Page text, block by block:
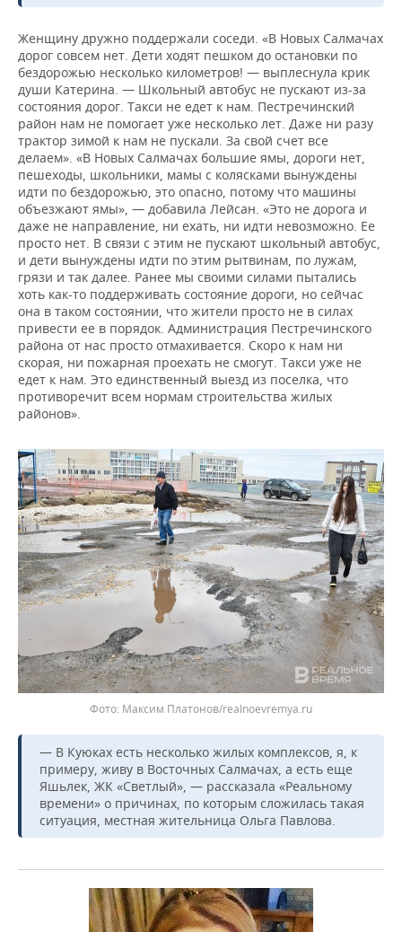
Женщину дружно поддержали соседи. «В Новых Салмачах
дорог совсем нет. Дети ходят пешком до остановки по
бездорожью несколько километров! — выплеснула крик
души Катерина. — Школьный автобус не пускают из-за
состояния дорог. Такси не едет к нам. Пестречинский
район нам не помогает уже несколько лет. Даже ни разу
трактор зимой к нам не пускали. За свой счет все
делаем». «В Новых Салмачах большие ямы, дороги нет,
пешеходы, школьники, мамы с колясками вынуждены
идти по бездорожью, это опасно, потому что машины
объезжают ямы», — добавила Лейсан. «Это не дорога и
даже не направление, ни ехать, ни идти невозможно. Ее
просто нет. В связи с этим не пускают школьный автобус,
и дети вынуждены идти по этим рытвинам, по лужам,
грязи и так далее. Ранее мы своими силами пытались
хоть как-то поддерживать состояние дороги, но сейчас
она в таком состоянии, что жители просто не в силах
привести ее в порядок. Администрация Пестречинского
района от нас просто отмахивается. Скоро к нам ни
скорая, ни пожарная проехать не смогут. Такси уже не
едет к нам. Это единственный выезд из поселка, что
противоречит всем нормам строительства жилых
районов».
Максим Платонов/realnoevremya.ru
— В Куюках есть несколько жилых комплексов, я, к
примеру, живу в Восточных Салмачах, а есть еще
Яшьлек, ЖК «Светлый», — рассказала «Реальному
времени» о причинах, по которым сложилась такая
ситуация, местная жительница Ольга Павлова.